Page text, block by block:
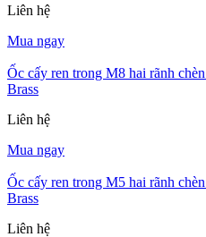
Liên hệ
Mua ngay
Ốc cấy ren trong M8 hai rãnh
Brass
Liên hệ
Mua ngay
Ốc cấy ren trong M5 hai rãnh
Brass
Liên hệ